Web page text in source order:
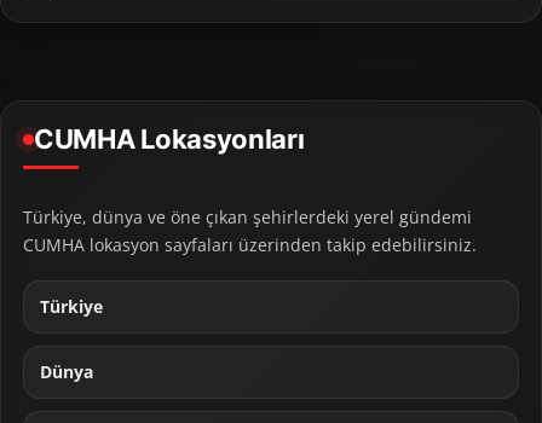
CUMHA Lokasyonları
Türkiye, dünya ve öne çıkan şehirlerdeki yerel gündemi
CUMHA lokasyon sayfaları üzerinden takip edebilirsiniz.
Türkiye
Dünya